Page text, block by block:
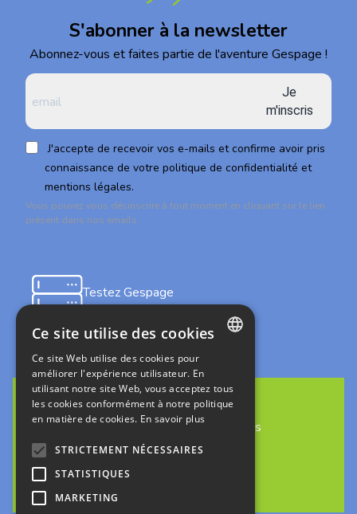
S'abonner à la newsletter
Abonnez-vous et faites partie de l'aventure Gespage !
Je
m'inscris
J'accepte de recevoir vos e-mails et confirme avoir pris
connaissance de votre politique de confidentialité et
mentions légales.
Vous pouvez vous désinscrire à tout moment en cliquant sur le lien
présent dans nos emails.
Testez Gespage
Découvrez Gespage Stratus
en cloud
FRENCH
ENGLISH
ITALIAN
GERMAN
Ce site utilise des cookies
Ce site Web utilise des cookies pour
améliorer l'expérience utilisateur. En
utilisant notre site Web, vous acceptez tous
les cookies conformément à notre politique
en matière de cookies. En savoir plus
STRICTEMENT NÉCESSAIRES
STATISTIQUES
MARKETING